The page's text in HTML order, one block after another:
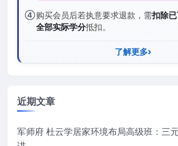
④购买会员后若执意要求退款，需扣除
全部实际学分抵扣。
了解更多
近期文章
军师府 杜云学居家环境布局高级班：三